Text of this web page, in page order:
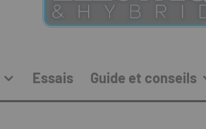
Essais Guide et conseils